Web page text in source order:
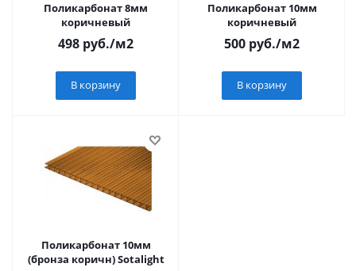
Поликарбонат 8мм
коричневый
498 руб./м2
В корзину
Поликарбонат 10мм
коричневый
500 руб./м2
В корзину
Поликарбонат 10мм
(бронза коричн) Sotalight